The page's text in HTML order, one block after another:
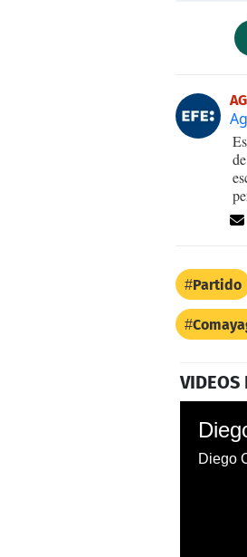
Partido
VIDEOS
Diego